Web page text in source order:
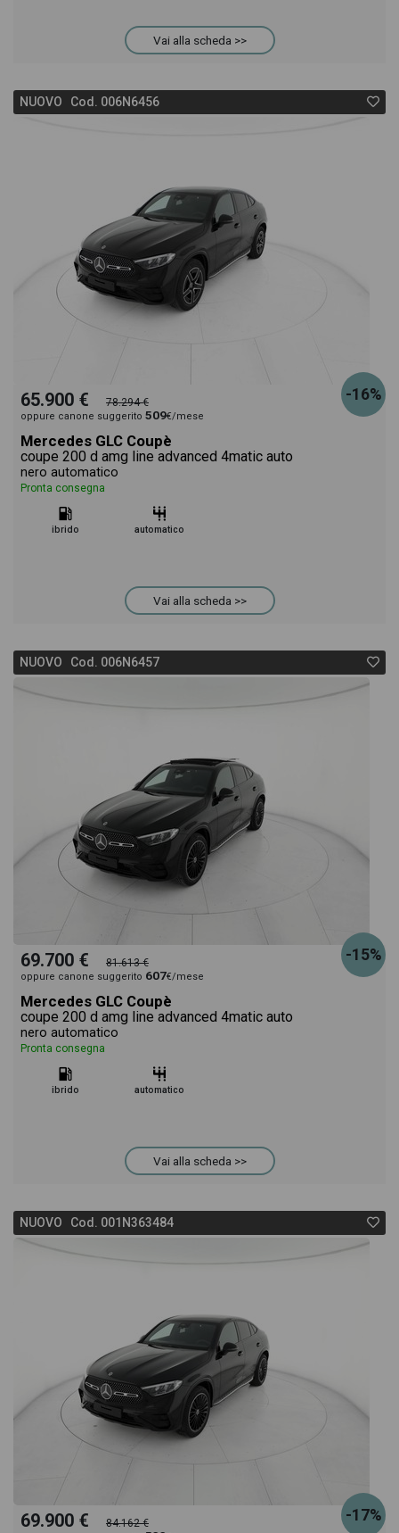
offerta e rata consigliata per l'acquisto del veicolo.
Vai alla scheda >>
NUOVO Cod. 006N6456
-16%
65.900 € 78.294 €
oppure canone suggerito 509€/mese
Mercedes GLC Coupè
coupe 200 d amg line advanced 4matic auto
nero automatico
Pronta consegna
ibrido automatico
Vai alla scheda >>
NUOVO Cod. 006N6457
-15%
69.700 € 81.613 €
oppure canone suggerito 607€/mese
Mercedes GLC Coupè
coupe 200 d amg line advanced 4matic auto
nero automatico
Pronta consegna
ibrido automatico
Vai alla scheda >>
NUOVO Cod. 001N363484
-17%
69.900 € 84.162 €